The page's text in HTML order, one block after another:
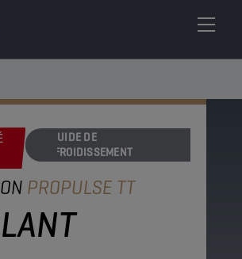
LIQUIDE DE
REFROIDISSEMENT
PROPULSE TT